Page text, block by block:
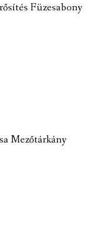
Füzesabony
Mezőtárkány